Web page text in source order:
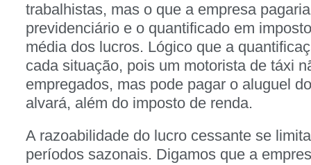
trabalhistas, mas o que a empresa
previdenciário e o quantificado em
média dos lucros. Lógico que a
cada situação, pois um motorista de táxi
empregados, mas pode pagar o aluguel
alvará, além do imposto de renda.
A razoabilidade do lucro cessante se
períodos sazonais. Digamos que a